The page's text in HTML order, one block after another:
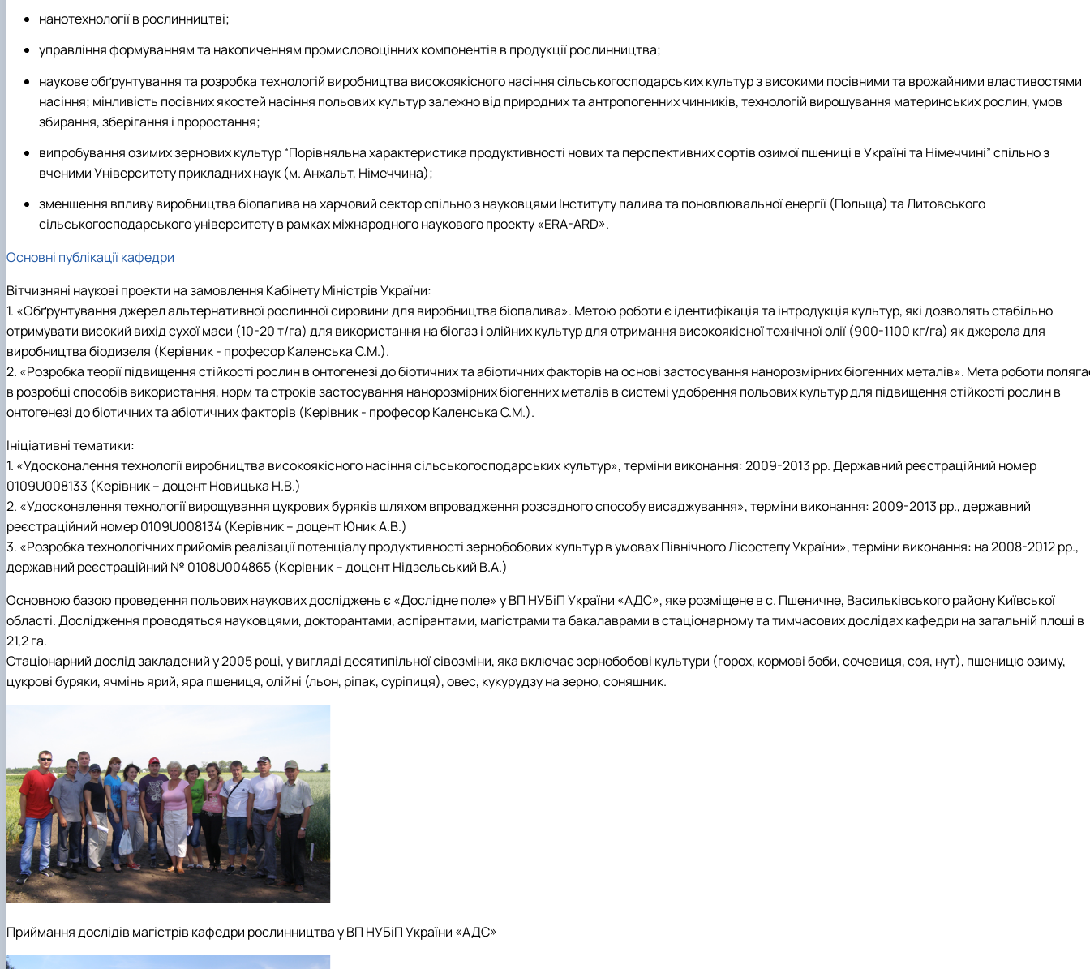
нанотехнології в рослинництві;
управління формуванням та накопиченням промисловоцінних компонентів в продукції рослинництва;
наукове обґрунтування та розробка технологій виробництва високоякісного насіння сільськогосподарських культур з високими посівними та врожайними властивостями
насіння; мінливість посівних якостей насіння польових культур залежно від природних та антропогенних чинників, технологій вирощування материнських рослин, умов
збирання, зберігання і проростання;
випробування озимих зернових культур “Порівняльна характеристика продуктивності нових та перспективних сортів озимої пшениці в Україні та Німеччині” спільно з
вченими Університету прикладних наук (м. Анхальт, Німеччина);
зменшення впливу виробництва біопалива на харчовий сектор спільно з науковцями Інституту палива та поновлювальної енергії (Польща) та Литовського
сільськогосподарського університету в рамках міжнародного наукового проекту «ERA-ARD».
Основні публікації кафедри
Вітчизняні наукові проекти на замовлення Кабінету Міністрів України:
1. «Обґрунтування джерел альтернативної рослинної сировини для виробництва біопалива». Метою роботи є ідентифікація та інтродукція культур, які дозволять стабільно
отримувати високий вихід сухої маси (10-20 т/га) для використання на біогаз і олійних культур для отримання високоякісної технічної олії (900-1100 кг/га) як джерела для
виробництва біодизеля (Керівник - професор Каленська С.М.).
2. «Розробка теорії підвищення стійкості рослин в онтогенезі до біотичних та абіотичних факторів на основі застосування нанорозмірних біогенних металів». Мета роботи
в розробці способів використання, норм та строків застосування нанорозмірних біогенних металів в системі удобрення польових культур для підвищення стійкості рослин в
онтогенезі до біотичних та абіотичних факторів (Керівник - професор Каленська С.М.).
Ініціативні тематики:
1. «Удосконалення технології виробництва високоякісного насіння сільськогосподарських культур», терміни виконання: 2009-2013 рр. Державний реєстраційний номер
0109U008133 (Керівник – доцент Новицька Н.В.)
2. «Удосконалення технології вирощування цукрових буряків шляхом впровадження розсадного способу висаджування», терміни виконання: 2009-2013 рр., державний
реєстраційний номер 0109U008134 (Керівник – доцент Юник А.В.)
3. «Розробка технологічних прийомів реалізації потенціалу продуктивності зернобобових культур в умовах Північного Лісостепу України», терміни виконання: на 2008-2012 рр.,
державний реєстраційний № 0108U004865 (Керівник – доцент Нідзельський В.А.)
Основною базою проведення польових наукових досліджень є «Дослідне поле» у ВП НУБіП України «АДС», яке розміщене в с. Пшеничне, Васильківського району Київської
області. Дослідження проводяться науковцями, докторантами, аспірантами, магістрами та бакалаврами в стаціонарному та тимчасових дослідах кафедри на загальній площі в
21,2 га.
Стаціонарний дослід закладений у 2005 році, у вигляді десятипільної сівозміни, яка включає зернобобові культури (горох, кормові боби, сочевиця, соя, нут), пшеницю озиму,
цукрові буряки, ячмінь ярий, яра пшениця, олійні (льон, ріпак, суріпиця), овес, кукурудзу на зерно, соняшник.
Приймання дослідів магістрів кафедри рослинництва у ВП НУБіП України «АДС»